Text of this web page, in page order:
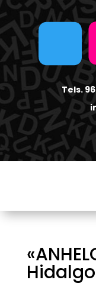
Tels.
Hidalgo